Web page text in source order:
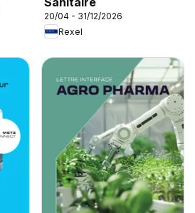
20/04 - 31/12/2026
Rexel